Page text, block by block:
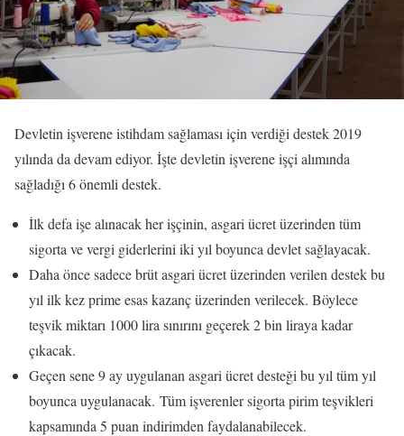
Devletin işverene istihdam sağlaması için verdiği destek 2019
yılında da devam ediyor. İşte devletin işverene işçi alımında
sağladığı 6 önemli destek.
İlk defa işe alınacak her işçinin, asgari ücret üzerinden tüm
sigorta ve vergi giderlerini iki yıl boyunca devlet sağlayacak.
Daha önce sadece brüt asgari ücret üzerinden verilen destek bu
yıl ilk kez prime esas kazanç üzerinden verilecek. Böylece
teşvik miktarı 1000 lira sınırını geçerek 2 bin liraya kadar
çıkacak.
Geçen sene 9 ay uygulanan asgari ücret desteği bu yıl tüm yıl
boyunca uygulanacak. Tüm işverenler sigorta pirim teşvikleri
kapsamında 5 puan indirimden faydalanabilecek.